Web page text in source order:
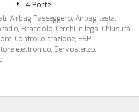
4 Porte
Airbag Passeggero, Airbag testa,
Bracciolo, Cerchi in lega, Chiusura
Controllo trazione, ESP,
elettronico, Servosterzo,